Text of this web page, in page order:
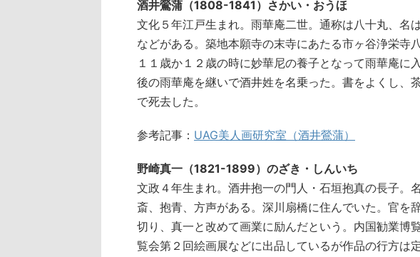
酒井鶯蒲（1808-1841）さかい・おうほ
文化５年江戸生まれ。雨華庵二世。通称は八十丸、名
などがある。築地本願寺の末寺にあたる市ヶ谷浄栄寺
１１歳か１２歳の時に妙華尼の養子となって雨華庵に
後の雨華庵を継いで酒井姓を名乗った。書をよくし、
で死去した。
参考記事： UAG美人画研究室（酒井鶯蒲）
野崎真一（1821-1899）のざき・しんいち
文政４年生まれ。酒井抱一の門人・石垣抱真の長子。
斎、抱青、方声がある。深川扇橋に住んでいた。官を
切り、真一と改めて画業に励んだという。内国勧業博
覧会第２回絵画展などに出品しているが作品の行方は